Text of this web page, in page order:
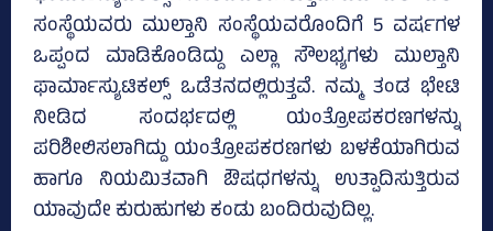
ಸಂಸ್ಥೆಯವರು ಮುಲ್ತಾನಿ ಸಂಸ್ಥೆಯವರೊಂದಿಗೆ 5 ವರ್ಷಗಳ
ಒಪ್ಪಂದ ಮಾಡಿಕೊಂಡಿದ್ದು ಎಲ್ಲಾ ಸೌಲಭ್ಯಗಳು ಮುಲ್ತಾನಿ
ಫಾರ್ಮಾಸ್ಯುಟಿಕಲ್ಸ್‌ ಒಡೆತನದಲ್ಲಿರುತ್ತವೆ. ನಮ್ಮ ತಂಡ ಭೇಟಿ
ನೀಡಿದ ಸಂದರ್ಭದಲ್ಲಿ ಯಂತ್ರೋಪಕರಣಗಳನ್ನು
ಪರಿಶೀಲಿಸಲಾಗಿದ್ದು ಯಂತ್ರೋಪಕರಣಗಳು ಬಳಕೆಯಾಗಿರುವ
ಹಾಗೂ ನಿಯಮಿತವಾಗಿ ಔಷಧಗಳನ್ನು ಉತ್ಪಾದಿಸುತ್ತಿರುವ
ಯಾವುದೇ ಕುರುಹುಗಳು ಕಂಡು ಬಂದಿರುವುದಿಲ್ಲ.